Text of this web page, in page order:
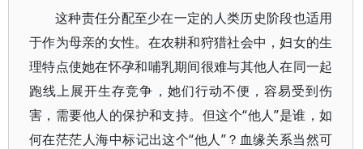
这种责任分配至少在一定的人类历史阶段也适用
于作为母亲的女性。在农耕和狩猎社会中，妇女的生
理特点使她在怀孕和哺乳期间很难与其他人在同一起
跑线上展开生存竞争，她们行动不便，容易受到伤
害，需要他人的保护和支持。但这个“他人”是谁，如
何在茫茫人海中标记出这个“他人”？血缘关系当然可